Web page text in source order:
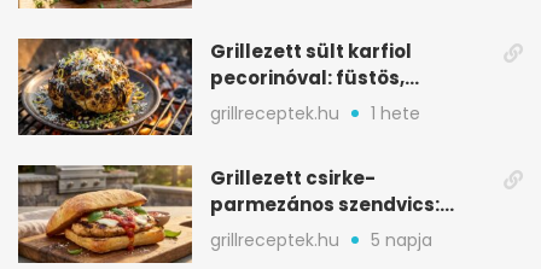
Grillezett sült karfiol
pecorinóval: füstös,
karamellizált nyári kedvenc
grillreceptek.hu 1 hete
Grillezett csirke-
parmezános szendvics:
ropogós csirke, olvadó sajt
grillreceptek.hu 5 napja